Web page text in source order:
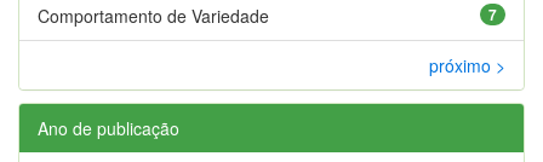
7
Comportamento de Variedade
próximo >
Ano de publicação